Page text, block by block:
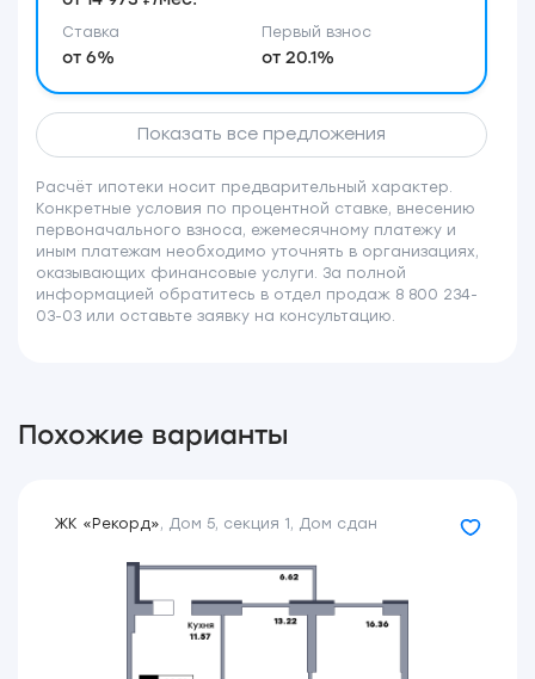
Ставка
от 6%
Первый взнос
от 20.1%
Показать все предложения
Расчёт ипотеки носит предварительный характер.
Конкретные условия по процентной ставке, внесению
первоначального взноса, ежемесячному платежу и
иным платежам необходимо уточнять в организациях,
оказывающих финансовые услуги. За полной
информацией обратитесь в отдел продаж 8 800 234-
03-03 или оставьте заявку на консультацию.
Похожие варианты
ЖК «Рекорд», Дом 5, секция 1 , Дом сдан